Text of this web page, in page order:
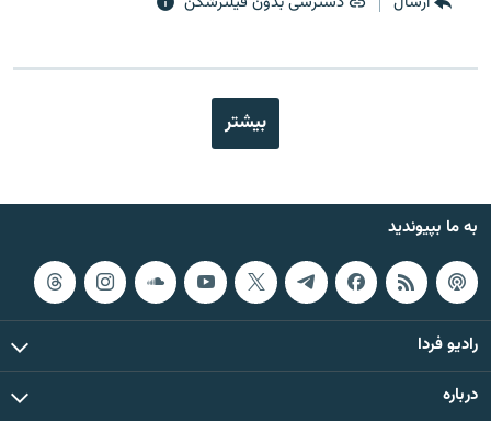
بیشتر
به ما بپیوندید
رادیو فردا
درباره